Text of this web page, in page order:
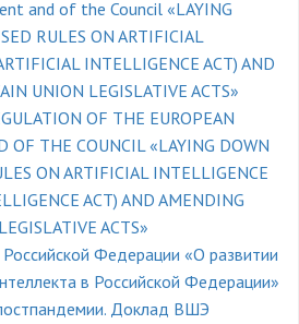
and of the Council «LAYING
RULES ON ARTIFICIAL
INTELLIGENCE ACT) AND
UNION LEGISLATIVE ACTS»
OF THE EUROPEAN
OF THE COUNCIL «LAYING DOWN
ON ARTIFICIAL INTELLIGENCE
ACT) AND AMENDING
ACTS»
Федерации «О развитии
в Российской Федерации»
Доклад ВШЭ